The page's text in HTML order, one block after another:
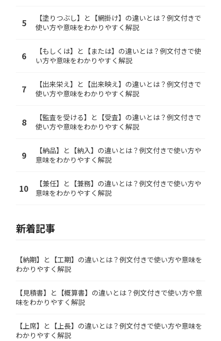
5
【塗りつぶし】と【網掛け】の違いとは？例文付きで
使い方や意味をわかりやすく解説
6
【もしくは】と【または】の違いとは？例文付きで使
い方や意味をわかりやすく解説
7
【出来栄え】と【出来映え】の違いとは？例文付きで
使い方や意味をわかりやすく解説
8
【監査を受ける】と【受査】の違いとは？例文付きで
使い方や意味をわかりやすく解説
9
【納品】と【納入】の違いとは？例文付きで使い方や
意味をわかりやすく解説
10
【兼任】と【兼務】の違いとは？例文付きで使い方や
意味をわかりやすく解説
新着記事
【納期】と【工期】の違いとは？例文付きで使い方や意味を
わかりやすく解説
【見積書】と【概算書】の違いとは？例文付きで使い方や意
味をわかりやすく解説
【上席】と【上長】の違いとは？例文付きで使い方や意味を
わかりやすく解説